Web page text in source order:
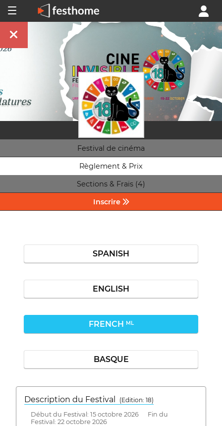
Festival de cinéma
Règlement & Prix
Sections & Frais (4)
Inscrire
SPANISH
ENGLISH
FRENCH ML
BASQUE
Description du Festival
( Edition: 18)
Début du Festival: 15 octobre 2026 Fin du
Festival: 22 octobre 2026